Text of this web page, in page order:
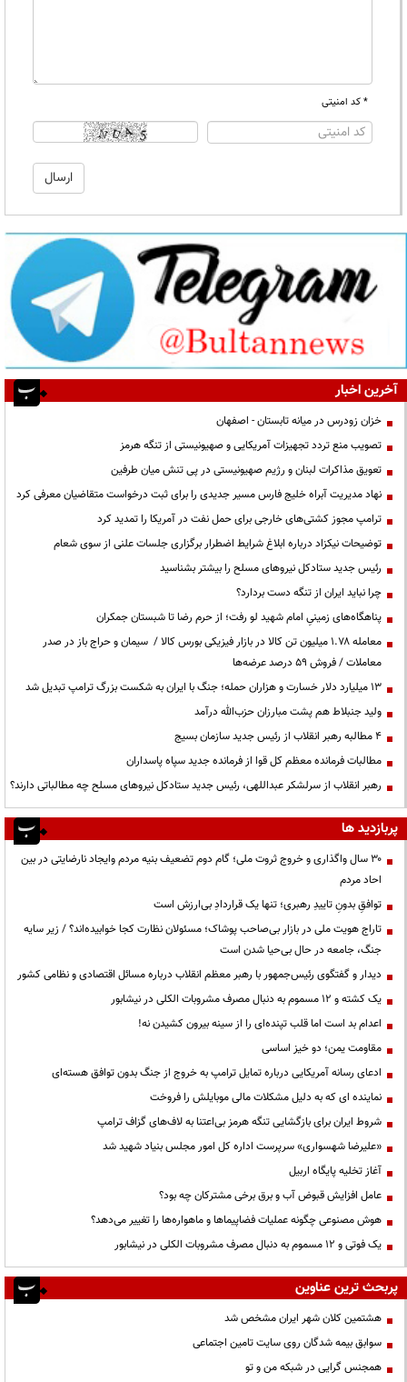
* کد امنیتی
آخرین اخبار
خزان زودرس در میانه تابستان - اصفهان
تصویب منع تردد تجهیزات آمریکایی و صهیونیستی از تنگه هرمز
تعویق مذاکرات لبنان و رژیم صهیونیستی در پی تنش میان طرفین
نهاد مدیریت آبراه خلیج فارس مسیر جدیدی را برای ثبت درخواست متقاضیان معرفی کرد
ترامپ مجوز کشتی‌های خارجی برای حمل نفت در آمریکا را تمدید کرد
توضیحات نیکزاد درباره ابلاغ شرایط اضطرار برگزاری جلسات علنی از سوی شعام
رئیس جدید ستادکل نیروهای مسلح را بیشتر بشناسید
چرا نباید ایران از تنگه دست بردارد؟
پناهگاه‌های زمینیِ امام شهید لو رفت؛ از حرم رضا تا شبستان جمکران
معامله ۱.۷۸ میلیون تن کالا در بازار فیزیکی بورس کالا / سیمان و حراج باز در صدر
معاملات / فروش ۵۹ درصد عرضه‌ها
۱۳ میلیارد دلار خسارت و هزاران حمله؛ جنگ با ایران به شکست بزرگ ترامپ تبدیل شد
ولید جنبلاط هم پشت مبارزان حزب‌الله درآمد
۴ مطالبه رهبر انقلاب از رئیس جدید سازمان بسیج
مطالبات فرمانده معظم کل قوا از فرمانده جدید سپاه پاسداران
رهبر انقلاب از سرلشکر عبداللهی، رئیس جدید ستادکل نیروهای مسلح چه مطالباتی دارند؟
پربازدید ها
۳۰ سال واگذاری و خروج ثروت ملی؛ گام دوم تضعیف بنیه مردم وایجاد نارضایتی در بین
احاد مردم
توافقِ بدونِ تاییدِ رهبری؛ تنها یک قراردادِ بی‌ارزش است
تاراج هویت ملی در بازار بی‌صاحب پوشاک؛ مسئولان نظارت کجا خوابیده‌اند؟ / زیر سایه
جنگ، جامعه در حال بی‌حیا شدن است
دیدار و گفتگوی رئیس‌جمهور با رهبر معظم انقلاب درباره مسائل اقتصادی و نظامی کشور
یک کشته و ۱۲ مسموم به دنبال مصرف مشروبات الکلی در نیشابور
اعدام بد است اما قلب تپنده‌ای را از سینه بیرون کشیدن نه!
مقاومت یمن؛ دو خیز اساسی
ادعای رسانه آمریکایی درباره تمایل ترامپ به خروج از جنگ بدون توافق هسته‌ای
نماینده ای که به دلیل مشکلات مالی موبایلش را فروخت
شروط ایران برای بازگشایی تنگه هرمز بی‌اعتنا به لاف‌های گزاف ترامپ
«علیرضا شهسواری» سرپرست اداره کل امور مجلس بنیاد شهید شد
آغاز تخلیه پایگاه اربیل
عامل افزایش قبوض آب و برق برخی مشترکان چه بود؟
هوش مصنوعی چگونه عملیات فضاپیماها و ماهواره‌ها را تغییر می‌دهد؟
یک فوتی و ۱۲ مسموم به دنبال مصرف مشروبات الکلی در نیشابور
پربحث ترین عناوین
هشتمین کلان شهر ایران مشخص شد
سوابق بیمه شدگان روی سایت تامین اجتماعی
همجنس گرایی در شبکه من و تو